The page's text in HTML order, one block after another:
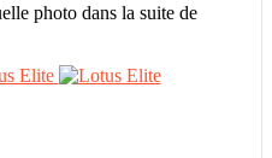
photo dans la suite de